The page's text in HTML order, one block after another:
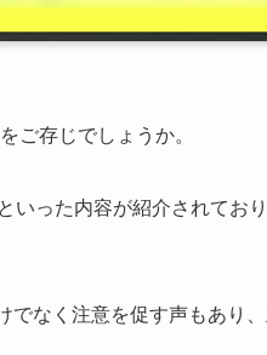
ご存じでしょうか。
いった内容が紹介されてお
なく注意を促す声もあり